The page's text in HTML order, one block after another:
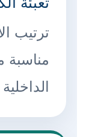
ترتيب
مناسبة